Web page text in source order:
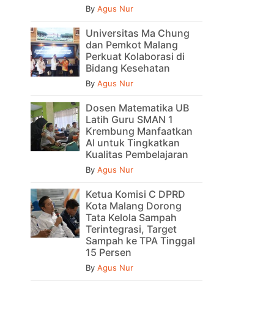
By Agus Nur
Universitas Ma Chung
dan Pemkot Malang
Perkuat Kolaborasi di
Bidang Kesehatan
By Agus Nur
Dosen Matematika UB
Latih Guru SMAN 1
Krembung Manfaatkan
AI untuk Tingkatkan
Kualitas Pembelajaran
By Agus Nur
Ketua Komisi C DPRD
Kota Malang Dorong
Tata Kelola Sampah
Terintegrasi, Target
Sampah ke TPA Tinggal
15 Persen
By Agus Nur